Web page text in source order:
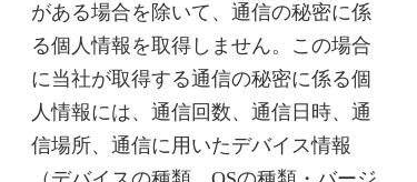
がある場合を除いて、通信の秘密に係
る個人情報を取得しません。この場合
に当社が取得する通信の秘密に係る個
人情報には、通信回数、通信日時、通
信場所、通信に用いたデバイス情報